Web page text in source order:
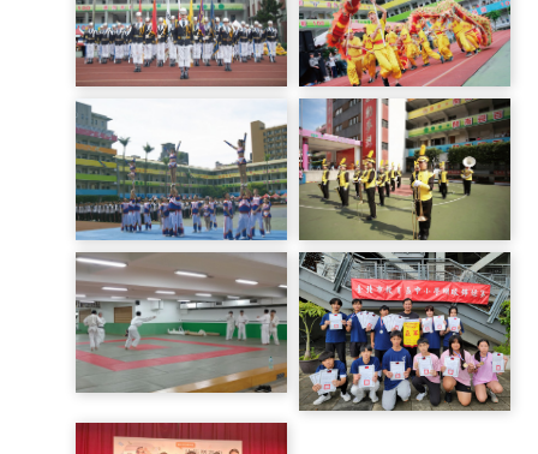
耐力賽跑 草嶺古道健行
儀隊 龍隊
啦啦隊 樂隊